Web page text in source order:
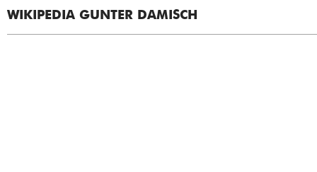
WIKIPEDIA GUNTER DAMISCH